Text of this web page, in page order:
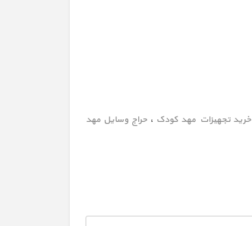
خرید تجهیزات مهد کودک ، حراج وسایل مهد